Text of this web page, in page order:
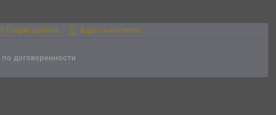
График работы Адрес и контакты
по договоренности